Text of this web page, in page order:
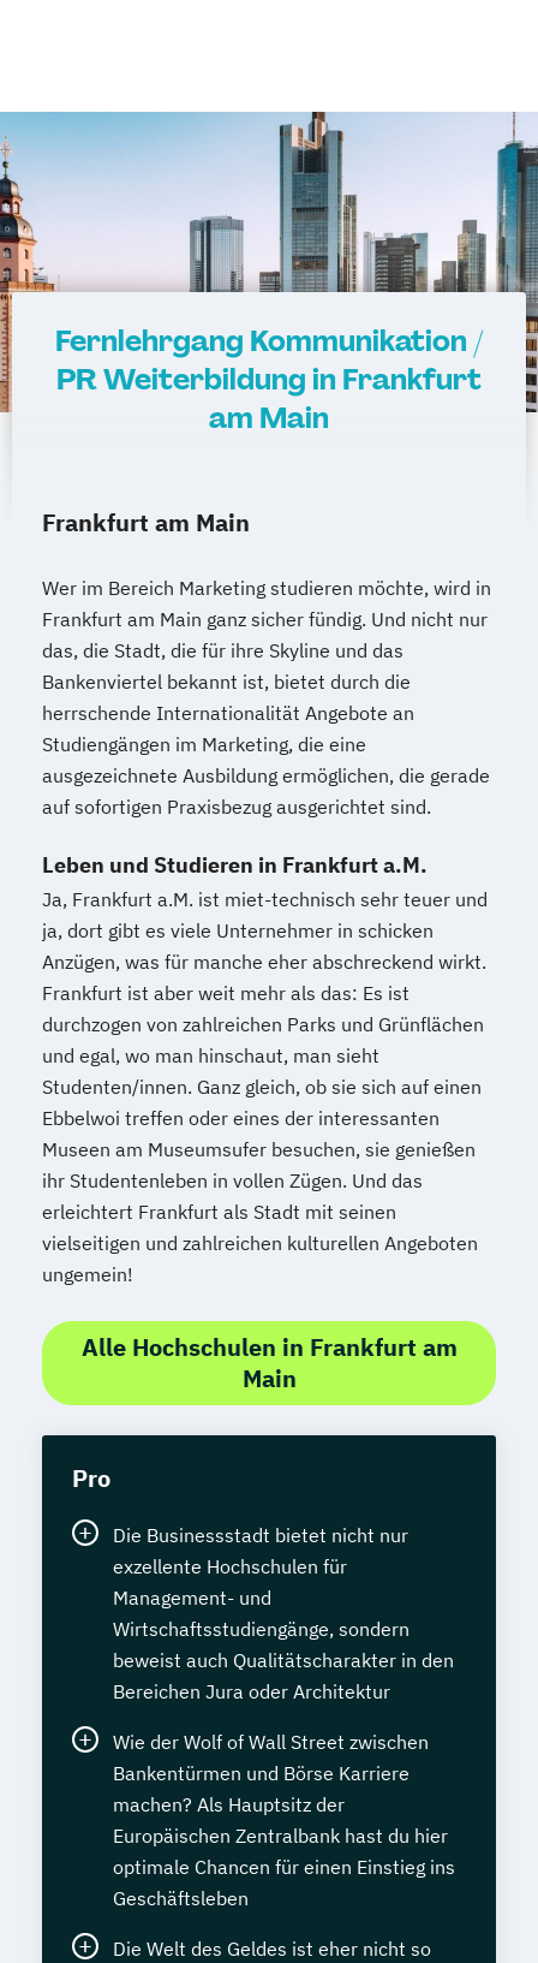
Fernlehrgang Kommunikation /
PR Weiterbildung in Frankfurt
am Main
Frankfurt am Main
Wer im Bereich Marketing studieren möchte, wird in
Frankfurt am Main ganz sicher fündig. Und nicht nur
das, die Stadt, die für ihre Skyline und das
Bankenviertel bekannt ist, bietet durch die
herrschende Internationalität Angebote an
Studiengängen im Marketing, die eine
ausgezeichnete Ausbildung ermöglichen, die gerade
auf sofortigen Praxisbezug ausgerichtet sind.
Leben und Studieren in Frankfurt a.M.
Ja, Frankfurt a.M. ist miet-technisch sehr teuer und
ja, dort gibt es viele Unternehmer in schicken
Anzügen, was für manche eher abschreckend wirkt.
Frankfurt ist aber weit mehr als das: Es ist
durchzogen von zahlreichen Parks und Grünflächen
und egal, wo man hinschaut, man sieht
Studenten/innen. Ganz gleich, ob sie sich auf einen
Ebbelwoi treffen oder eines der interessanten
Museen am Museumsufer besuchen, sie genießen
ihr Studentenleben in vollen Zügen. Und das
erleichtert Frankfurt als Stadt mit seinen
vielseitigen und zahlreichen kulturellen Angeboten
ungemein!
Alle Hochschulen in Frankfurt am
Main
Pro
Die Businessstadt bietet nicht nur
exzellente Hochschulen für
Management- und
Wirtschaftsstudiengänge, sondern
beweist auch Qualitätscharakter in den
Bereichen Jura oder Architektur
Wie der Wolf of Wall Street zwischen
Bankentürmen und Börse Karriere
machen? Als Hauptsitz der
Europäischen Zentralbank hast du hier
optimale Chancen für einen Einstieg ins
Geschäftsleben
Die Welt des Geldes ist eher nicht so